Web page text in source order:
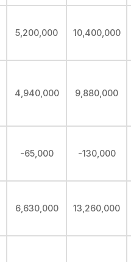
5,200,000 10,400,000
4,940,000 9,880,000
-65,000 -130,000
6,630,000 13,260,000